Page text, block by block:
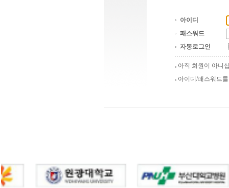
아이디
패스워드
자동로그인
아직 회원이 아
아이디/패스워드